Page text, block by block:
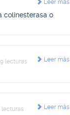
Leer más
colinesterasa o
Leer más
lecturas
Leer más
lecturas